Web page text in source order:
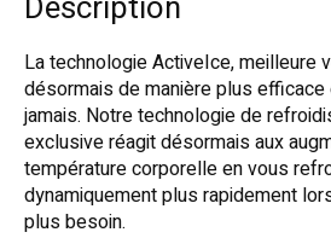
La technologie ActiveIce, meilleure
désormais de manière plus
jamais. Notre technologie de
exclusive réagit désormais aux
température corporelle en vous
dynamiquement plus rapidement
plus besoin.